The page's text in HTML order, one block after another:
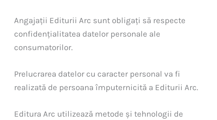
Angajații Editurii Arc sunt obligați să respecte
confidențialitatea datelor personale ale
consumatorilor.
Prelucrarea datelor cu caracter personal va fi
realizată de persoana împuternicită a Editurii Arc.
Editura Arc utilizează metode și tehnologii de